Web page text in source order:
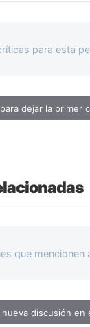
para esta
dejar la primer
que mencionen
nueva discusión en